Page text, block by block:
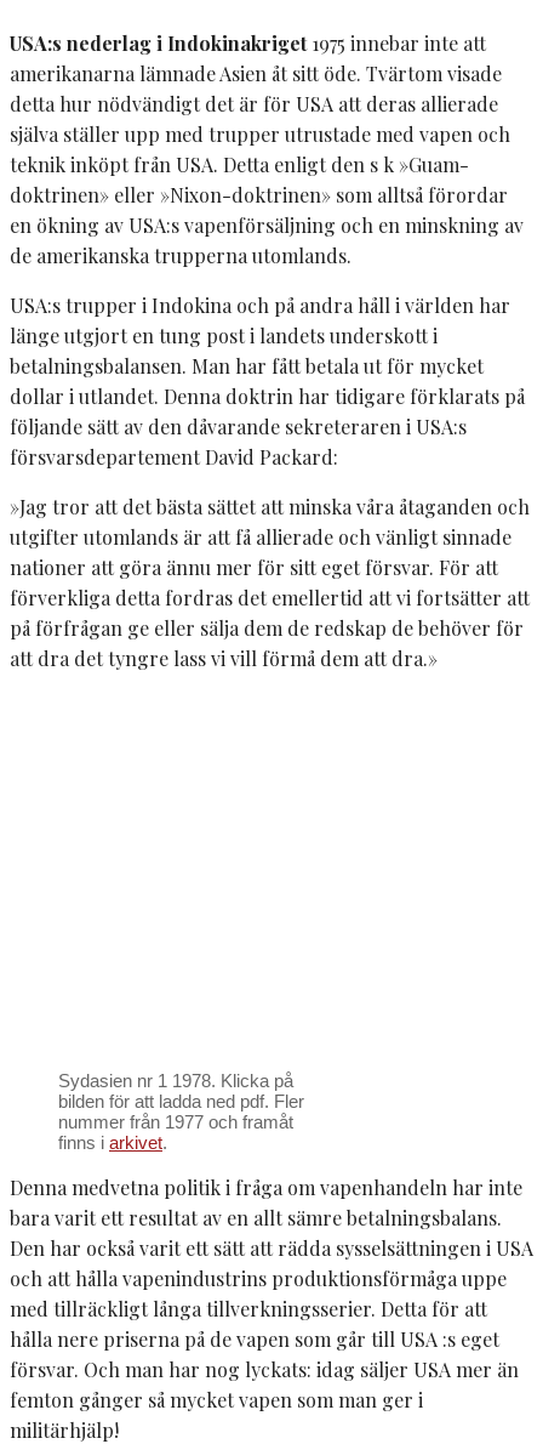
USA:s nederlag i Indokinakriget1975 innebar inte att
amerikanarna lämnade Asien åt sitt öde. Tvärtom visade
detta hur nödvändigt det är för USA att deras allierade
själva ställer upp med trupper utrustade med vapen och
teknik inköpt från USA. Detta enligt den s k »Guam-
doktrinen» eller »Nixon-doktrinen» som alltså förordar
en ökning av USA:s vapenförsäljning och en minskning av
de amerikanska trupperna utomlands.
USA:s trupper i Indokina och på andra håll i världen har
länge utgjort en tung post i landets underskott i
betalningsbalansen. Man har fått betala ut för mycket
dollar i utlandet. Denna doktrin har tidigare förklarats på
följande sätt av den dåvarande sekreteraren i USA:s
försvarsdepartement David Packard:
»Jag tror att det bästa sättet att minska våra åtaganden och
utgifter utomlands är att få allierade och vänligt sinnade
nationer att göra ännu mer för sitt eget försvar. För att
förverkliga detta fordras det emellertid att vi fortsätter att
på förfrågan ge eller sälja dem de redskap de behöver för
att dra det tyngre lass vi vill förmå dem att dra.»
Sydasien nr 1 1978. Klicka på
bilden för att ladda ned pdf. Fler
nummer från 1977 och framåt
finns i arkivet.
Denna medvetna politik i fråga om vapenhandeln har inte
bara varit ett resultat av en allt sämre betalningsbalans.
Den har också varit ett sätt att rädda sysselsättningen i USA
och att hålla vapenindustrins produktionsförmåga uppe
med tillräckligt långa tillverkningsserier. Detta för att
hålla nere priserna på de vapen som går till USA :s eget
försvar. Och man har nog lyckats: idag säljer USA mer än
femton gånger så mycket vapen som man ger i
militärhjälp!